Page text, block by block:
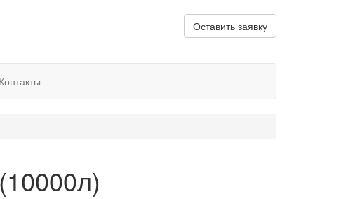
Оставить заявку
Контакты